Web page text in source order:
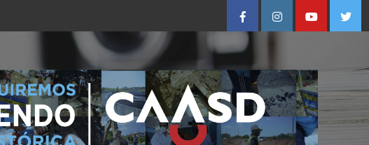
FacebookInstagramYoutube